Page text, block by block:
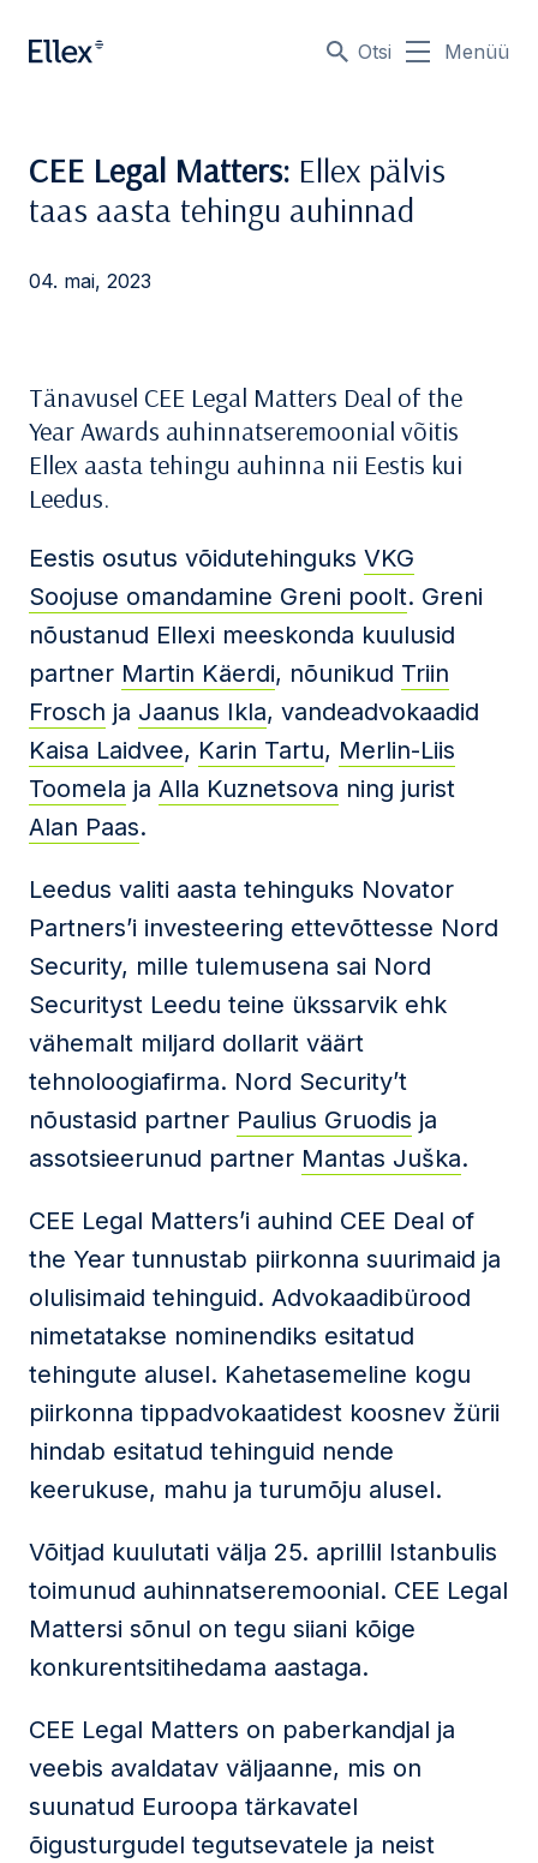
Otsi Menüü
CEE Legal Matters: Ellex pälvis
taas aasta tehingu auhinnad
04. mai, 2023
Tänavusel CEE Legal Matters Deal of the
Year Awards auhinnatseremoonial võitis
Ellex aasta tehingu auhinna nii Eestis kui
Leedus.
Eestis osutus võidutehinguks VKG
Soojuse omandamine Greni poolt. Greni
nõustanud Ellexi meeskonda kuulusid
partner Martin Käerdi, nõunikud Triin
Frosch ja Jaanus Ikla, vandeadvokaadid
Kaisa Laidvee, Karin Tartu, Merlin-Liis
Toomela ja Alla Kuznetsova ning jurist
Alan Paas.
Leedus valiti aasta tehinguks Novator
Partners’i investeering ettevõttesse Nord
Security, mille tulemusena sai Nord
Securityst Leedu teine ükssarvik ehk
vähemalt miljard dollarit väärt
tehnoloogiafirma. Nord Security’t
nõustasid partner Paulius Gruodis ja
assotsieerunud partner Mantas Juška.
CEE Legal Matters’i auhind CEE Deal of
the Year tunnustab piirkonna suurimaid ja
olulisimaid tehinguid. Advokaadibürood
nimetatakse nominendiks esitatud
tehingute alusel. Kahetasemeline kogu
piirkonna tippadvokaatidest koosnev žürii
hindab esitatud tehinguid nende
keerukuse, mahu ja turumõju alusel.
Võitjad kuulutati välja 25. aprillil Istanbulis
toimunud auhinnatseremoonial. CEE Legal
Mattersi sõnul on tegu siiani kõige
konkurentsitihedama aastaga.
CEE Legal Matters on paberkandjal ja
veebis avaldatav väljaanne, mis on
suunatud Euroopa tärkavatel
õigusturgudel tegutsevatele ja neist